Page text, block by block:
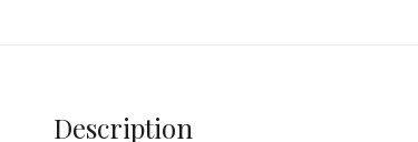
Description